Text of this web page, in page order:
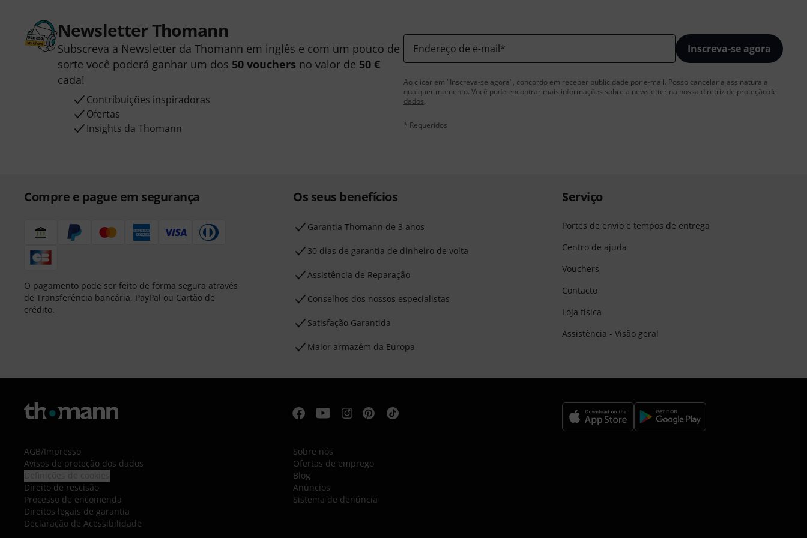
Newsletter Thomann
Subscreva a Newsletter da Thomann em inglês e com um pouco de
sorte você poderá ganhar um dos 50 vouchers no valor de 50 €
cada!
Contribuições inspiradoras
Ofertas
Insights da Thomann
Endereço de e-mail* Inscreva-se agora
Ao clicar em "Inscreva-se agora", concordo em receber publicidade por e-mail. Posso cancelar a assinatura a
qualquer momento. Você pode encontrar mais informações sobre a newsletter na nossa diretriz de proteção de
dados.
* Requeridos
Compre e pague em segurança
O pagamento pode ser feito de forma segura através
de Transferência bancária, PayPal ou Cartão de
crédito.
Os seus benefícios
Garantia Thomann de 3 anos
30 dias de garantia de dinheiro de volta
Assistência de Reparação
Conselhos dos nossos especialistas
Satisfação Garantida
Maior armazém da Europa
Serviço
Portes de envio e tempos de entrega
Centro de ajuda
Vouchers
Contacto
Loja física
Assistência - Visão geral
AGB/Impresso
Avisos de proteção dos dados
Direito de rescisão
Processo de encomenda
Direitos legais de garantia
Declaração de Acessibilidade
Sobre nós
Ofertas de emprego
Blog
Anúncios
Sistema de denúncia